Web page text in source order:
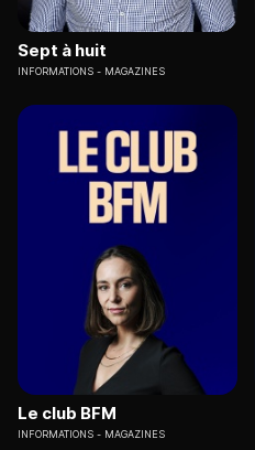
Sept à huit
INFORMATIONS MAGAZINES
Le club BFM
INFORMATIONS MAGAZINES